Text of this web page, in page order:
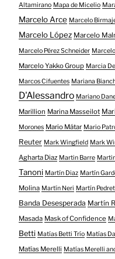
Altamirano Mapa de Micelio
Marcelo Arce Marcelo
Marcelo López Marcelo
Marcelo Pérez Schneider
Marcelo Yakko Group Marcia
Marcos Cifuentes Mariana
D'Alessandro Mariano
Marillion Marina Masseilot
Morones Mario Mátar Mario
Reuter Mark Wingfield Mark
Agharta Diaz Martin Barre
Tanoni Martín Diaz Martín
Molina Martín Neri Martín
Banda Desesperada Martín
Masada Mask of Confidence
Betti Matías Betti Trío Matías
Matías Merelli Matías Merelli